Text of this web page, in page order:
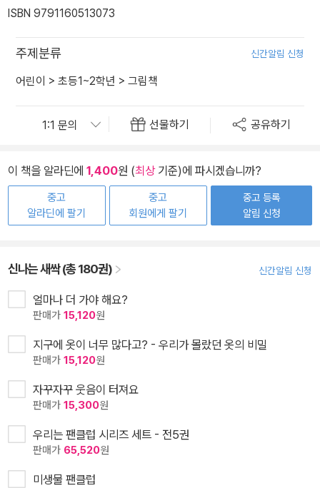
ISBN 9791160513073
주제분류 신간알림 신청
어린이 > 초등1~2학년 > 그림책
선물하기 공유하기
이 책을 알라딘에 1,400원 (최상기준)에 파시겠습니까?
중고
알라딘에 팔기
중고
회원에게 팔기
중고 등록
알림 신청
신나는 새싹 (총 180권) 신간알림 신청
얼마나 더 가야 해요?
판매가 15,120원
지구에 옷이 너무 많다고? - 우리가 몰랐던 옷의 비밀
판매가 15,120원
자꾸자꾸 웃음이 터져요
판매가 15,300원
우리는 팬클럽 시리즈 세트 - 전5권
판매가 65,520원
미생물 팬클럽